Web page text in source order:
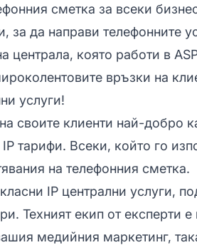
сметка за всеки
за да направи телефонните
централа, която работи в
връзки на
услуги!
своите клиенти най-добро
тарифи. Всеки, който го
на телефонния сметка.
IP централни услуги,
Техният екип от експерти е
медийния маркетинг,